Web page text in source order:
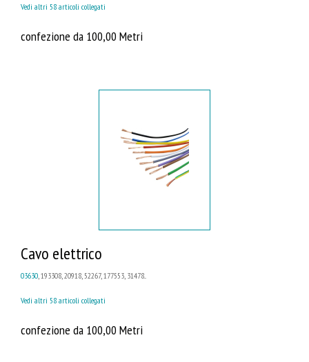
Vedi altri 58 articoli collegati
confezione da 100,00 Metri
Cavo elettrico
03630, 193308, 20918, 52267, 177553, 31478...
Vedi altri 58 articoli collegati
confezione da 100,00 Metri